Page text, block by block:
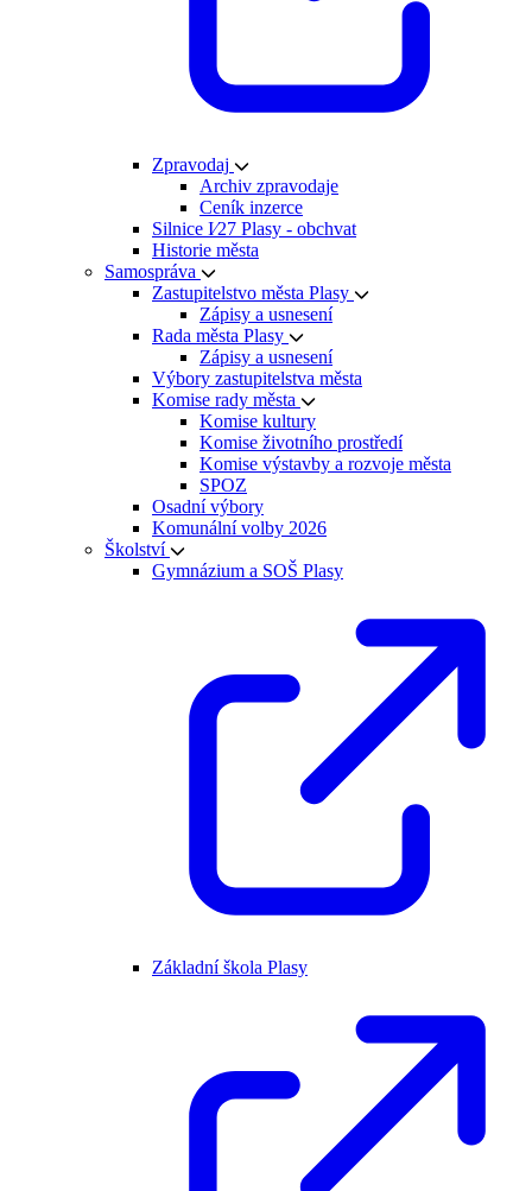
Zpravodaj
Archiv zpravodaje
Ceník inzerce
Silnice I⁄27 Plasy - obchvat
Historie města
Samospráva
Zastupitelstvo města Plasy
Zápisy a usnesení
Rada města Plasy
Zápisy a usnesení
Výbory zastupitelstva města
Komise rady města
Komise kultury
Komise životního prostředí
Komise výstavby a rozvoje města
SPOZ
Osadní výbory
Komunální volby 2026
Školství
Gymnázium a SOŠ Plasy
Základní škola Plasy